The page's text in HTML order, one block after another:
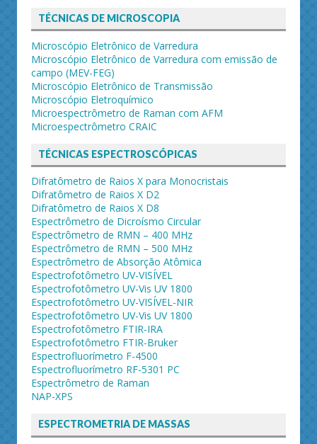
TÉCNICAS DE MICROSCOPIA
Microscópio Eletrônico de Varredura
Microscópio Eletrônico de Varredura com emissão de
campo (MEV-FEG)
Microscópio Eletrônico de Transmissão
Microscópio Eletroquímico
Microespectrômetro de Raman com AFM
Microespectrômetro CRAIC
TÉCNICAS ESPECTROSCÓPICAS
Difratômetro de Raios X para Monocristais
Difratômetro de Raios X D2
Difratômetro de Raios X D8
Espectrômetro de Dicroísmo Circular
Espectrômetro de RMN – 400 MHz
Espectrômetro de RMN – 500 MHz
Espectrômetro de Absorção Atômica
Espectrofotômetro UV-VISÍVEL
Espectrofotômetro UV-Vis UV 1800
Espectrofotômetro UV-VISÍVEL-NIR
Espectrofotômetro UV-Vis UV 1800
Espectrofotômetro FTIR-IRA
Espectrofotômetro FTIR-Bruker
Espectrofluorímetro F-4500
Espectrofluorímetro RF-5301 PC
Espectrômetro de Raman
NAP-XPS
ESPECTROMETRIA DE MASSAS